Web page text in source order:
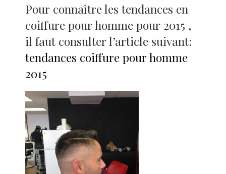
Pour connaître les tendances en
coiffure pour homme pour 2015 ,
il faut consulter l’article suivant:
tendances coiffure pour homme
2015